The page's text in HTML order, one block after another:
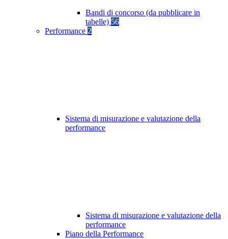
Bandi di concorso (da pubblicare in
tabelle) 56
Performance 2
Sistema di misurazione e valutazione della
performance
Sistema di misurazione e valutazione della
performance
Piano della Performance